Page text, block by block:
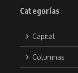
Categorías
Capital
Columnas